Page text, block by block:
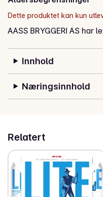
Dette produktet kan kun
AASS BRYGGERI AS
Innhold
Næringsinnhold
Relatert